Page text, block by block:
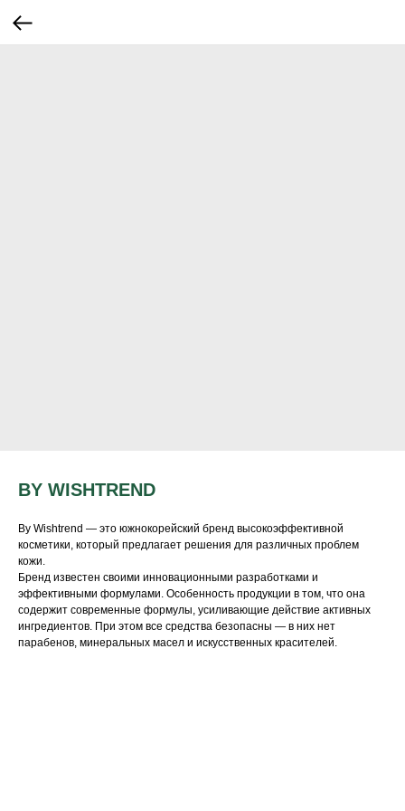
BY WISHTREND
By Wishtrend — это южнокорейский бренд высокоэффективной
косметики, который предлагает решения для различных проблем
кожи.
Бренд известен своими инновационными разработками и
эффективными формулами. Особенность продукции в том, что она
содержит современные формулы, усиливающие действие активных
ингредиентов. При этом все средства безопасны — в них нет
парабенов, минеральных масел и искусственных красителей.